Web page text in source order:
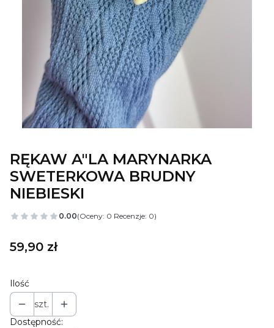
RĘKAW A"LA MARYNARKA
SWETERKOWA BRUDNY
NIEBIESKI
0.00(Oceny: 0 Recenzje: 0)
Cena
59,90 zł
Ilość
szt.
Dostępność: